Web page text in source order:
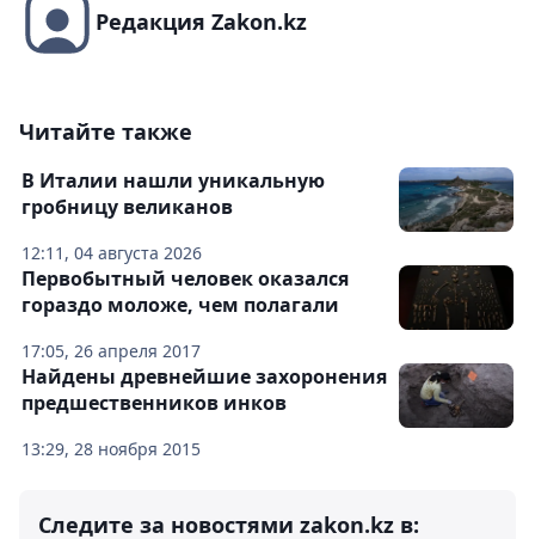
Редакция Zakon.kz
Читайте также
12:11, 04 августа 2026
В Италии нашли уникальную
гробницу великанов
17:05, 26 апреля 2017
Первобытный человек оказался
гораздо моложе, чем полагали
13:29, 28 ноября 2015
Найдены древнейшие захоронения
предшественников инков
Следите за новостями zakon.kz в: